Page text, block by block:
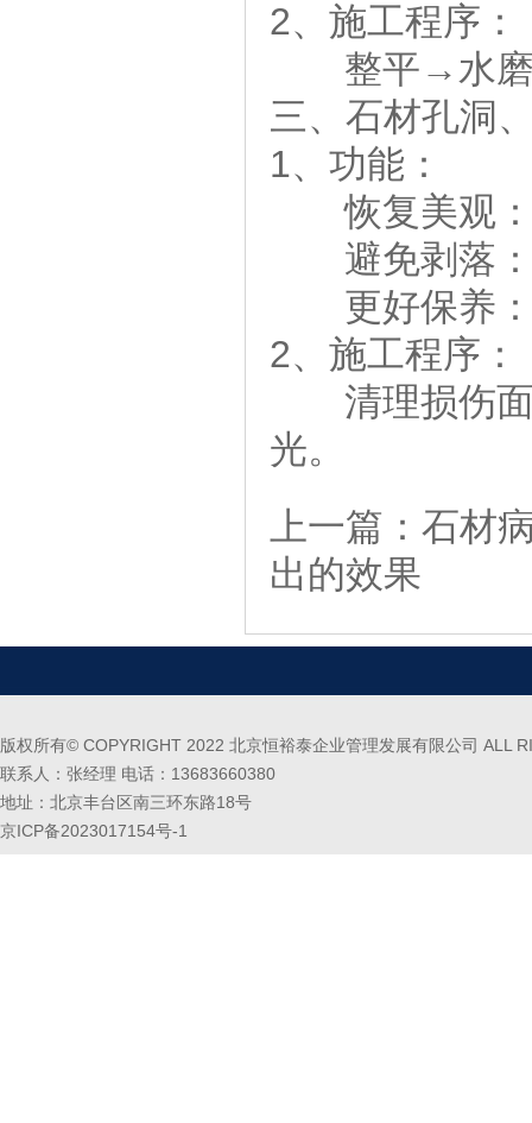
2、施工程序：
整平→水磨
三、石材孔洞
1、功能：
恢复美观：
避免剥落：
更好保养：
2、施工程序：
清理损伤面
光。
上一篇： 石材
出的效果
版权所有© COPYRIGHT 2022 北京恒裕泰企业管理发展有限公司 ALL
联系人：张经理 电话：13683660380
地址：北京丰台区南三环东路18号
京ICP备2023017154号-1